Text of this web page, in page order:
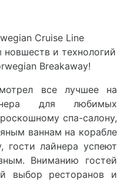
Cruise Line
и технологий
Breakaway!
все лучшее на
для любимых
спа-салону,
ваннам на корабле
гости лайнера успеют
Вниманию гостей
выбор ресторанов и